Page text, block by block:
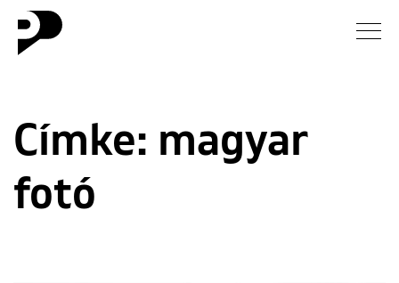
Galéria
Címke: magyar
fotó